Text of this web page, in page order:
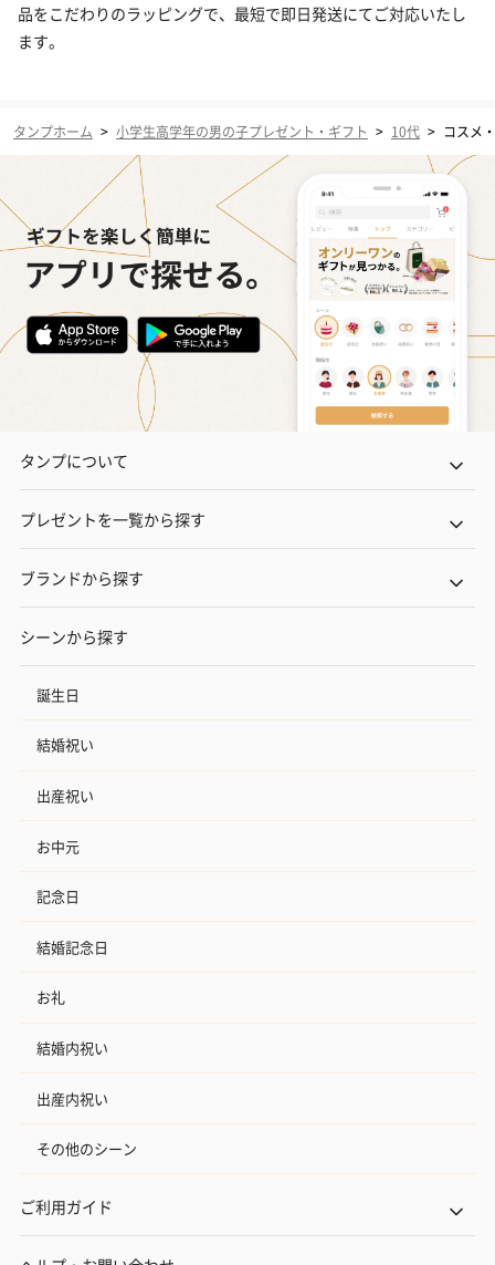
品をこだわりのラッピングで、最短で即日発送にてご対応いたし
ます。
タンプホーム > 小学生高学年の男の子プレゼント・ギフト > 10代 > コスメ
タンプについて
プレゼントを一覧から探す
ブランドから探す
シーンから探す
誕生日
結婚祝い
出産祝い
お中元
記念日
結婚記念日
お礼
結婚内祝い
出産内祝い
その他のシーン
ご利用ガイド